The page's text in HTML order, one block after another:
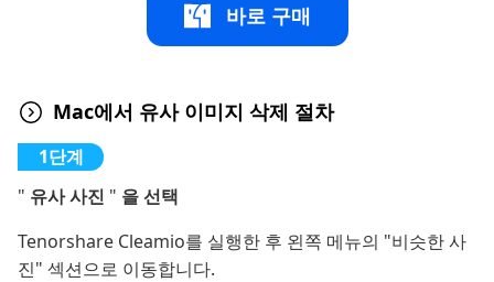
바로 구매
Mac에서 유사 이미지 삭제 절차
" 유사 사진 " 을 선택
Tenorshare Cleamio를 실행한 후 왼쪽 메뉴의 "비슷한 사
진" 섹션으로 이동합니다.